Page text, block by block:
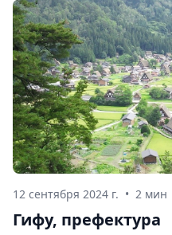
12 сентября 2024 г. • 2 мин
Гифу, префектура